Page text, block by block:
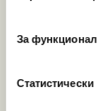
За
Статистически